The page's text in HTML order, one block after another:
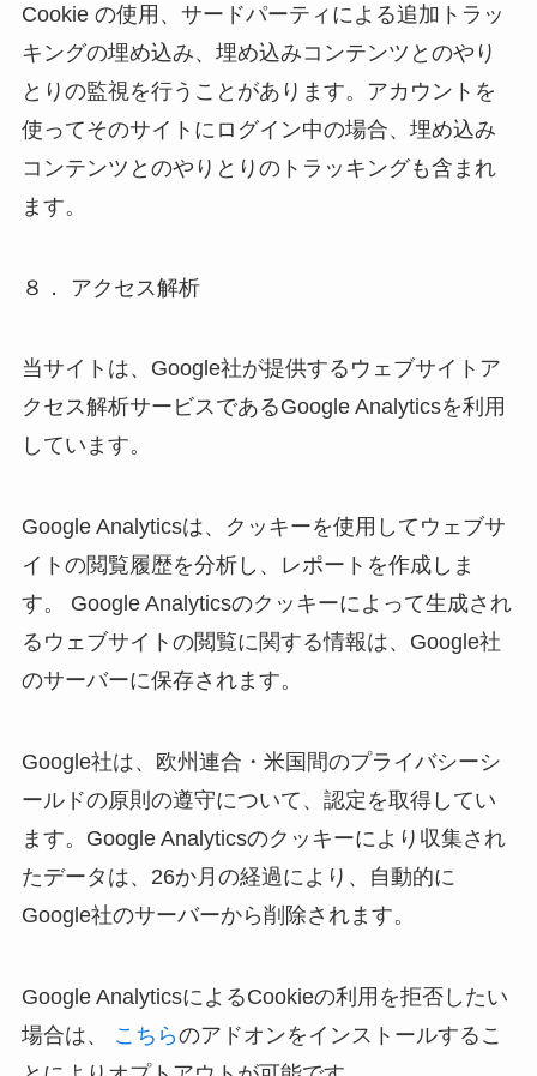
Cookie の使用、サードパーティによる追加トラッ
キングの埋め込み、埋め込みコンテンツとのやり
とりの監視を行うことがあります。アカウントを
使ってそのサイトにログイン中の場合、埋め込み
コンテンツとのやりとりのトラッキングも含まれ
ます。
８． アクセス解析
当サイトは、Google社が提供するウェブサイトア
クセス解析サービスであるGoogle Analyticsを利用
しています。
Google Analyticsは、クッキーを使用してウェブサ
イトの閲覧履歴を分析し、レポートを作成しま
す。 Google Analyticsのクッキーによって生成され
るウェブサイトの閲覧に関する情報は、Google社
のサーバーに保存されます。
Google社は、欧州連合・米国間のプライバシーシ
ールドの原則の遵守について、認定を取得してい
ます。Google Analyticsのクッキーにより収集され
たデータは、26か月の経過により、自動的に
Google社のサーバーから削除されます。
Google AnalyticsによるCookieの利用を拒否したい
場合は、
こちらのアドオンをインストールするこ